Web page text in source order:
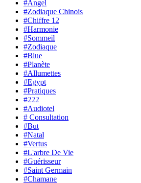
#Angel
#Zodiaque Chinois
#Chiffre 12
#Harmonie
#Sommeil
#Zodiaque
#Blue
#Planète
#Allumettes
#Egypt
#Pratiques
#222
#Audiotel
# Consultation
#But
#Natal
#Vertus
#L'arbre De Vie
#Guérisseur
#Saint Germain
#Chamane